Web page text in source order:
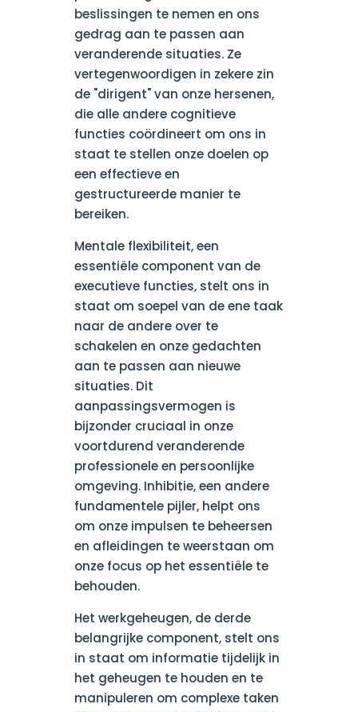
beslissingen te nemen en ons
gedrag aan te passen aan
veranderende situaties. Ze
vertegenwoordigen in zekere zin
de "dirigent" van onze hersenen,
die alle andere cognitieve
functies coördineert om ons in
staat te stellen onze doelen op
een effectieve en
gestructureerde manier te
bereiken.
Mentale flexibiliteit, een
essentiële component van de
executieve functies, stelt ons in
staat om soepel van de ene taak
naar de andere over te
schakelen en onze gedachten
aan te passen aan nieuwe
situaties. Dit
aanpassingsvermogen is
bijzonder cruciaal in onze
voortdurend veranderende
professionele en persoonlijke
omgeving. Inhibitie, een andere
fundamentele pijler, helpt ons
om onze impulsen te beheersen
en afleidingen te weerstaan om
onze focus op het essentiële te
behouden.
Het werkgeheugen, de derde
belangrijke component, stelt ons
in staat om informatie tijdelijk in
het geheugen te houden en te
manipuleren om complexe taken